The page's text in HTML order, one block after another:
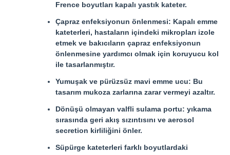
Frence boyutları kapalı yastık kateter.
Çapraz enfeksiyonun önlenmesi: Kapalı emme
kateterleri, hastaların içindeki mikropları izole
etmek ve bakıcıların çapraz enfeksiyonun
önlenmesine yardımcı olmak için koruyucu kol
ile tasarlanmıştır.
Yumuşak ve pürüzsüz mavi emme ucu: Bu
tasarım mukoza zarlarına zarar vermeyi azaltır.
Dönüşü olmayan valfli sulama portu: yıkama
sırasında geri akış sızıntısını ve aerosol
secretion kirliliğini önler.
Süpürge kateterleri farklı boyutlardaki